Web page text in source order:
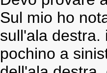
Sul mio ho
sull'ala destra.
pochino a